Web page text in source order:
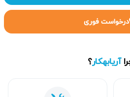
درخواست فوری
آریابهکار؟